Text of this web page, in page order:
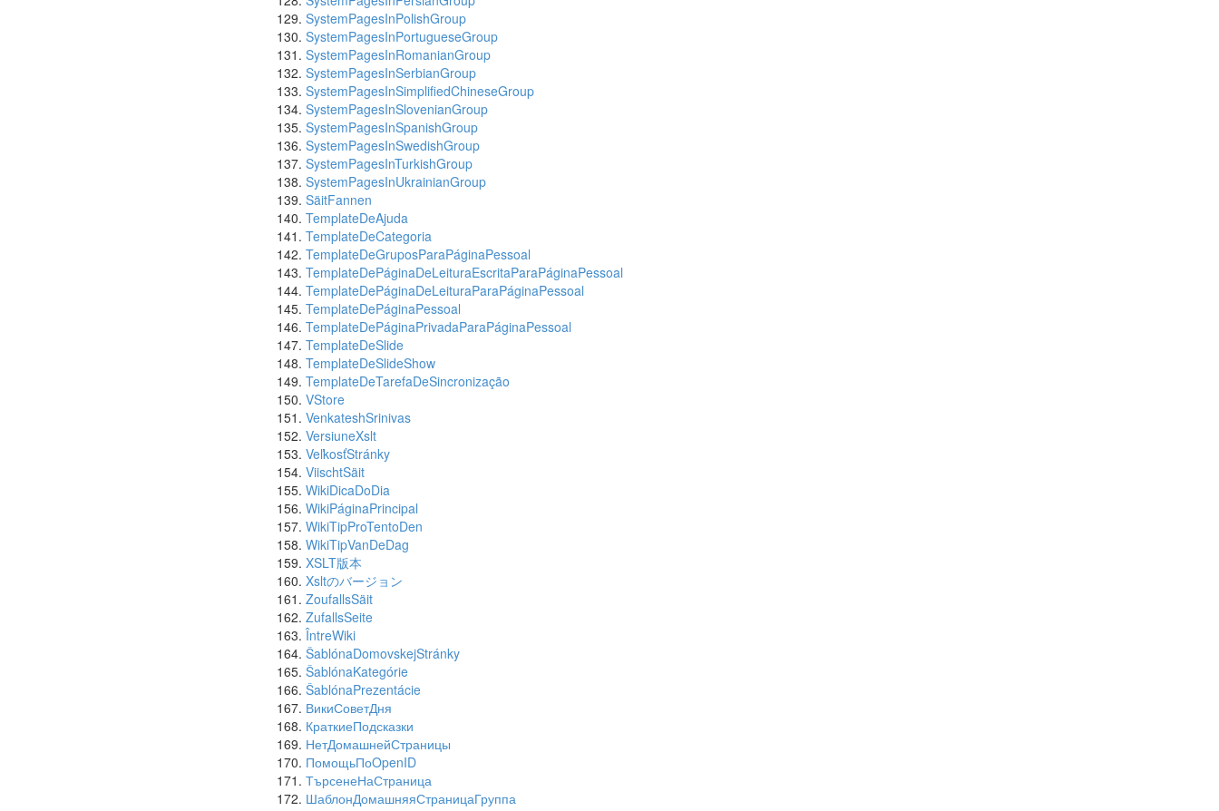
SystemPagesInPolishGroup
SystemPagesInPortugueseGroup
SystemPagesInRomanianGroup
SystemPagesInSerbianGroup
SystemPagesInSimplifiedChineseGroup
SystemPagesInSlovenianGroup
SystemPagesInSpanishGroup
SystemPagesInSwedishGroup
SystemPagesInTurkishGroup
SystemPagesInUkrainianGroup
SäitFannen
TemplateDeAjuda
TemplateDeCategoria
TemplateDeGruposParaPáginaPessoal
TemplateDePáginaDeLeituraEscritaParaPáginaPessoal
TemplateDePáginaDeLeituraParaPáginaPessoal
TemplateDePáginaPessoal
TemplateDePáginaPrivadaParaPáginaPessoal
TemplateDeSlide
TemplateDeSlideShow
TemplateDeTarefaDeSincronização
VStore
VenkateshSrinivas
VersiuneXslt
VeľkosťStránky
ViischtSäit
WikiDicaDoDia
WikiPáginaPrincipal
WikiTipProTentoDen
WikiTipVanDeDag
XSLT版本
Xsltのバージョン
ZoufallsSäit
ZufallsSeite
ÎntreWiki
ŠablónaDomovskejStránky
ŠablónaKategórie
ŠablónaPrezentácie
ВикиСоветДня
КраткиеПодсказки
НетДомашнейСтраницы
ПомощьПоOpenID
ТърсенеНаСтраница
ШаблонДомашняяСтраницаГруппа